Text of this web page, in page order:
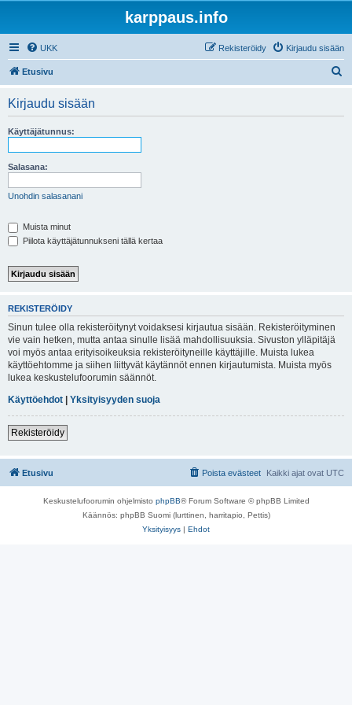
karppaus.info
UKK Kirjaudu sisään
Rekisteröidy
Etusivu
Kirjaudu sisään
Käyttäjätunnus:
Salasana:
Unohdin salasanani
Muista minut
Piilota käyttäjätunnukseni tällä kertaa
REKISTERÖIDY
Sinun tulee olla rekisteröitynyt voidaksesi kirjautua sisään. Rekisteröityminen
vie vain hetken, mutta antaa sinulle lisää mahdollisuuksia. Sivuston ylläpitäjä
voi myös antaa erityisoikeuksia rekisteröityneille käyttäjille. Muista lukea
käyttöehtomme ja siihen liittyvät käytännöt ennen kirjautumista. Muista myös
lukea keskustelufoorumin säännöt.
Käyttöehdot | Yksityisyyden suoja
Rekisteröidy
Etusivu Kaikki ajat ovat UTC
Poista evästeet
Keskustelufoorumin ohjelmisto phpBB® Forum Software © phpBB Limited
Käännös: phpBB Suomi (lurttinen, harritapio, Pettis)
Yksityisyys | Ehdot